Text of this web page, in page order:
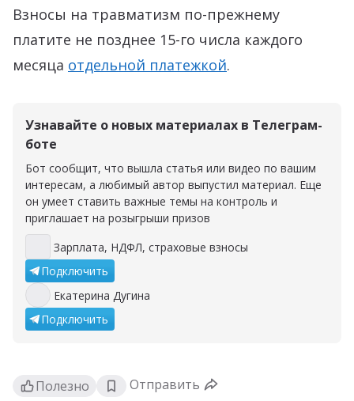
Взносы на травматизм по-прежнему
платите не позднее 15-го числа каждого
месяца отдельной платежкой.
Узнавайте о новых материалах в Телеграм-
боте
Бот сообщит, что вышла статья или видео по вашим
интересам, а любимый автор выпустил материал. Еще
он умеет ставить важные темы на контроль и
приглашает на розыгрыши призов
Зарплата, НДФЛ, страховые взносы
Зарплата, НДФЛ, страховые взносы
Подключить
Екатерина Дугина
Екатерина Дугина
Подключить
Полезно Отправить